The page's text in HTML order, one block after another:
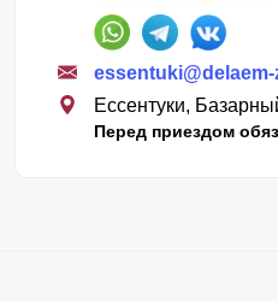
Ессентуки,
Перед приездом